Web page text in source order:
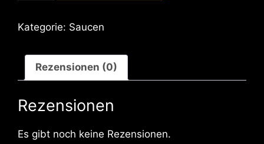
Kategorie: Saucen
Rezensionen (0)
Rezensionen
Es gibt noch keine Rezensionen.